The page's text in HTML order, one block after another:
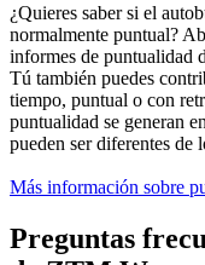
¿Quieres saber si el
normalmente puntual?
informes de puntualidad
Tú también puedes
tiempo, puntual o con
puntualidad se generan
pueden ser diferentes de
Más información sobre
Preguntas